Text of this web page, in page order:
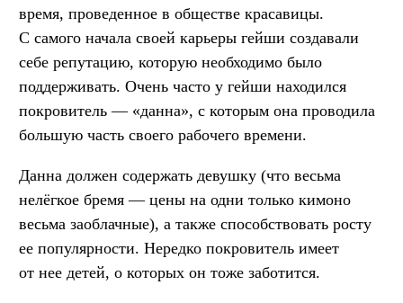
время, проведенное в обществе красавицы.
С самого начала своей карьеры гейши создавали
себе репутацию, которую необходимо было
поддерживать. Очень часто у гейши находился
покровитель — «данна», с которым она проводила
большую часть своего рабочего времени.
Данна должен содержать девушку (что весьма
нелёгкое бремя — цены на одни только кимоно
весьма заоблачные), а также способствовать росту
ее популярности. Нередко покровитель имеет
от нее детей, о которых он тоже заботится.